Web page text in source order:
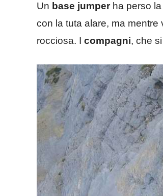
Un base jumperha perso la
con la tuta alare, ma mentre
rocciosa. I compagni, che